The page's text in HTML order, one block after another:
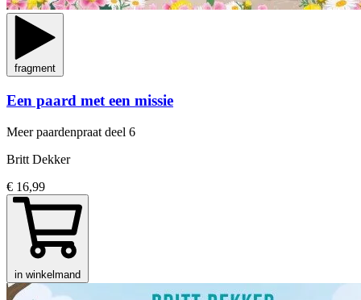
fragment
Een paard met een missie
Meer paardenpraat deel 6
Britt Dekker
€ 16,99
in winkelmand